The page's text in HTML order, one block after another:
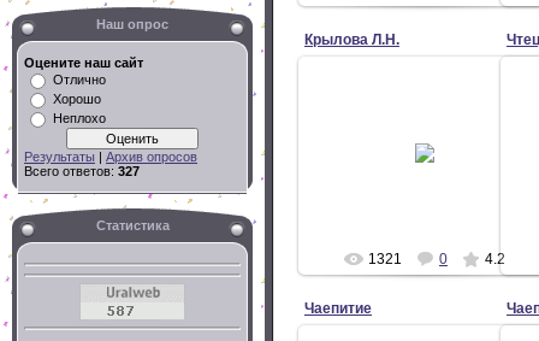
Наш опрос
Оцените наш сайт
Отлично
Хорошо
Неплохо
Результаты | Архив опросов
Всего ответов: 327
Статистика
Крылова Л.Н.
поздравляет и напутствует
пятиклассников.
1321 0 4.2
Чаепитие